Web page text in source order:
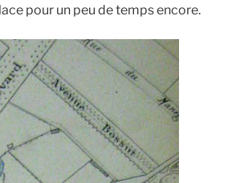
pour un peu de temps encore.